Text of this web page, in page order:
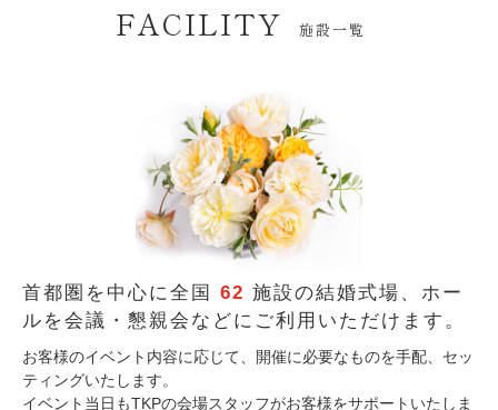
FACILITY 施設一覧
首都圏を中心に全国 62 施設の結婚式場、 ホー
ルを会議・懇親会などにご利用いただけます。
お客様のイベント内容に応じて、開催に必要なものを手配、セッ
ティングいたします。
イベント当日もTKPの会場スタッフがお客様をサポートいたしま